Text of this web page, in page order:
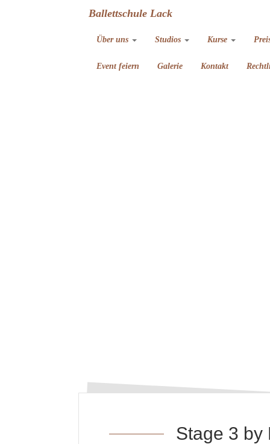
Ballettschule Lack
Über uns Studios Kurse
Event feiern Galerie Kontakt
Stage 3 by